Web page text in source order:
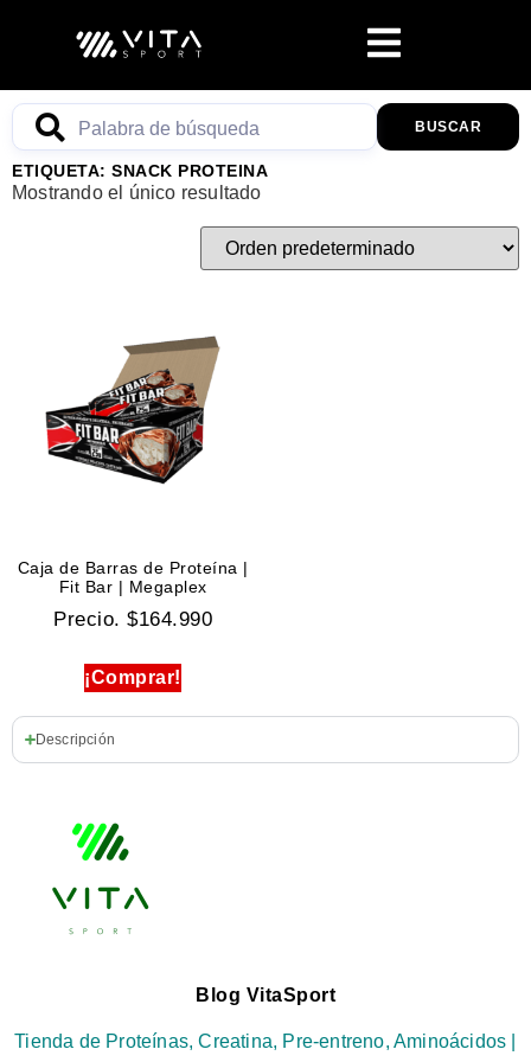
BUSCAR
ETIQUETA: SNACK PROTEINA
Mostrando el único resultado
Caja de Barras de Proteína |
Fit Bar | Megaplex
Precio. $164.990
¡Comprar!
Descripción
Blog VitaSport
Tienda de Proteínas, Creatina, Pre-entreno, Aminoácidos |